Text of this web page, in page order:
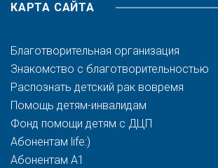
КАРТА САЙТА
Благотворительная организация
Знакомство с благотворительностью
Распознать детский рак вовремя
Помощь детям-инвалидам
Фонд помощи детям с ДЦП
Абонентам life:)
Абонентам A1